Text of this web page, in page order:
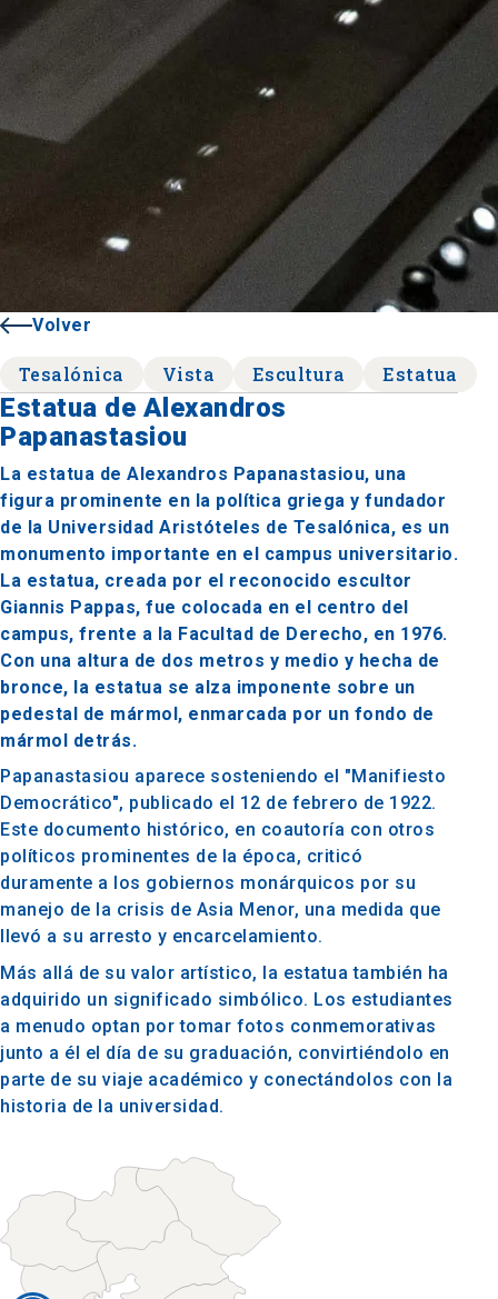
Volver
Tesalónica Vista Escultura Estatua
Estatua de Alexandros
Papanastasiou
La estatua de Alexandros Papanastasiou, una
figura prominente en la política griega y fundador
de la Universidad Aristóteles de Tesalónica, es un
monumento importante en el campus universitario.
La estatua, creada por el reconocido escultor
Giannis Pappas, fue colocada en el centro del
campus, frente a la Facultad de Derecho, en 1976.
Con una altura de dos metros y medio y hecha de
bronce, la estatua se alza imponente sobre un
pedestal de mármol, enmarcada por un fondo de
mármol detrás.
Papanastasiou aparece sosteniendo el "Manifiesto
Democrático", publicado el 12 de febrero de 1922.
Este documento histórico, en coautoría con otros
políticos prominentes de la época, criticó
duramente a los gobiernos monárquicos por su
manejo de la crisis de Asia Menor, una medida que
llevó a su arresto y encarcelamiento.
Más allá de su valor artístico, la estatua también ha
adquirido un significado simbólico. Los estudiantes
a menudo optan por tomar fotos conmemorativas
junto a él el día de su graduación, convirtiéndolo en
parte de su viaje académico y conectándolos con la
historia de la universidad.